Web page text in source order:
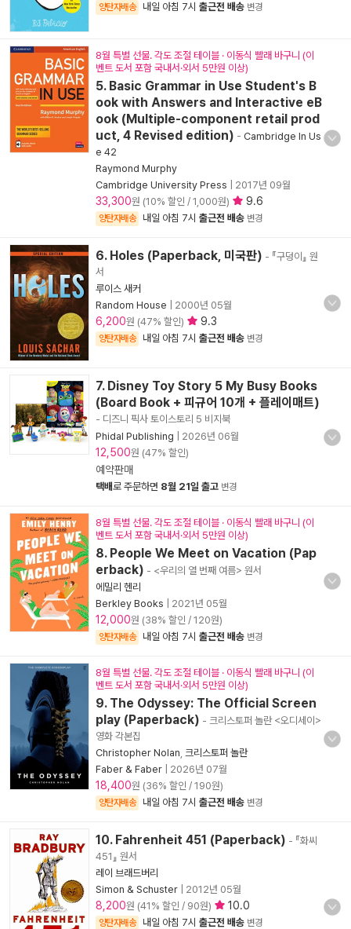
양탄자배송 내일 아침 7시 출근전 배송 변경
8월 특별 선물. 각도 조절 테이블 · 이동식 빨래 바구니 (이
벤트 도서 포함 국내서·외서 5만원 이상)
5. Basic Grammar in Use Student's B
ook with Answers and Interactive eB
ook (Multiple-component retail prod
uct, 4 Revised edition) - Cambridge In Us
e 42
Raymond Murphy
Cambridge University Press
2017년 09월
33,300원 (10% 할인 / 1,000원) 9.6
양탄자배송 내일 아침 7시 출근전 배송 변경
6. Holes (Paperback, 미국판) - 『구덩이』 원
서
루이스 새커
Random House
2000년 05월
6,200원 (47% 할인) 9.3
양탄자배송 내일 아침 7시 출근전 배송 변경
7. Disney Toy Story 5 My Busy Books
(Board Book + 피규어 10개 + 플레이매트)
- 디즈니 픽사 토이스토리 5 비지북
Phidal Publishing
2026년 06월
12,500원 (47% 할인)
예약판매
택배로 주문하면 8월 21일 출고 변경
8월 특별 선물. 각도 조절 테이블 · 이동식 빨래 바구니 (이
벤트 도서 포함 국내서·외서 5만원 이상)
8. People We Meet on Vacation (Pap
erback) - <우리의 열 번째 여름> 원서
에밀리 헨리
Berkley Books
2021년 05월
12,000원 (38% 할인 / 120원)
양탄자배송 내일 아침 7시 출근전 배송 변경
8월 특별 선물. 각도 조절 테이블 · 이동식 빨래 바구니 (이
벤트 도서 포함 국내서·외서 5만원 이상)
9. The Odyssey: The Official Screen
play (Paperback) - 크리스토퍼 놀란 <오디세이>
영화 각본집
Christopher Nolan 크리스토퍼 놀란
Faber & Faber
2026년 07월
18,400원 (36% 할인 / 190원)
양탄자배송 내일 아침 7시 출근전 배송 변경
10. Fahrenheit 451 (Paperback) - 『화씨
451』 원서
레이 브래드버리
Simon & Schuster
2012년 05월
8,200원 (41% 할인 / 90원) 10.0
양탄자배송 내일 아침 7시 출근전 배송 변경